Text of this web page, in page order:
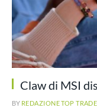
Claw di MSI
BY REDAZIONE TOP TRADE